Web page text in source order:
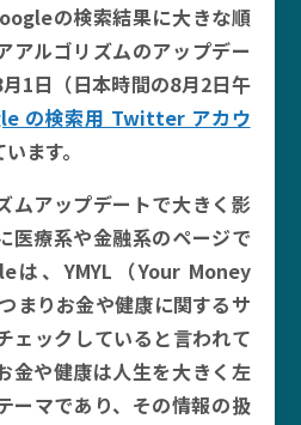
の検索結果に大きな順
アルゴリズムのアップデー
1日（日本時間の8月2日午
の検索用 Twitter アカウ
ます。
ムアップデートで大きく影
医療系や金融系のページで
は、YMYL（Your Money
まりお金や健康に関するサ
ェックしていると言われて
金や健康は人生を大きく左
ーマであり、その情報の扱